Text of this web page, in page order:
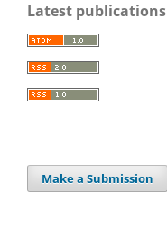
Latest publications
Make a Submission